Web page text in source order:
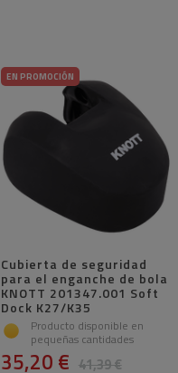
EN PROMOCIÓN
Cubierta de seguridad
para el enganche de bola
KNOTT 201347.001 Soft
Dock K27/K35
Producto disponible en
pequeñas cantidades
41,39 €
35,20 €